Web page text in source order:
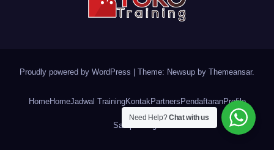
Proudly powered by WordPress Theme: Newsup by Themeansar.
HomeHomeJadwal TrainingKontakPartners PendaftaranProfile
Sample Page
Need Help?Chat with us